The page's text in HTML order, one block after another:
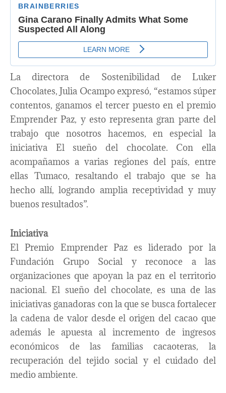
La directora de Sostenibilidad de Luker
Chocolates, Julia Ocampo expresó, “estamos súper
contentos, ganamos el tercer puesto en el premio
Emprender Paz, y esto representa gran parte del
trabajo que nosotros hacemos, en especial la
iniciativa El sueño del chocolate. Con ella
acompañamos a varias regiones del país, entre
ellas Tumaco, resaltando el trabajo que se ha
hecho allí, logrando amplia receptividad y muy
buenos resultados”.
Iniciativa
El Premio Emprender Paz es liderado por la
Fundación Grupo Social y reconoce a las
organizaciones que apoyan la paz en el territorio
nacional. El sueño del chocolate, es una de las
iniciativas ganadoras con la que se busca fortalecer
la cadena de valor desde el origen del cacao que
además le apuesta al incremento de ingresos
económicos de las familias cacaoteras, la
recuperación del tejido social y el cuidado del
medio ambiente.